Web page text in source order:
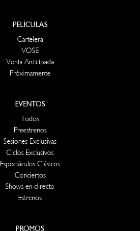
PELÍCULAS
Cartelera
VOSE
Venta Anticipada
Próximamente
EVENTOS
Todos
Preestrenos
Sesiones Exclusivas
Ciclos Exclusivos
Espectáculos Clásicos
Conciertos
Shows en directo
Estrenos
PROMOS